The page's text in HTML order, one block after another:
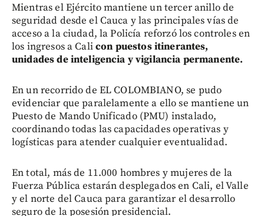
Mientras el Ejército mantiene un tercer anillo de
seguridad desde el Cauca y las principales vías de
acceso a la ciudad, la Policía reforzó los controles en
los ingresos a Calicon puestos itinerantes,
unidades de inteligencia y vigilancia permanente.
En un recorrido de EL COLOMBIANO, se pudo
evidenciar que paralelamente a ello se mantiene un
Puesto de Mando Unificado (PMU) instalado,
coordinando todas las capacidades operativas y
logísticas para atender cualquier eventualidad.
En total, más de 11.000 hombres y mujeres de la
Fuerza Pública estarán desplegados en Cali, el Valle
y el norte del Cauca para garantizar el desarrollo
seguro de la posesión presidencial.